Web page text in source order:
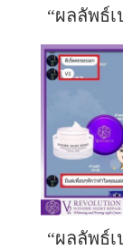
“ผลลัพธ์
“ผลลัพธ์